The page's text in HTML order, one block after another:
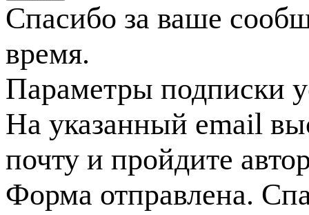
Спасибо за ваше
время.
Параметры подписки
На указанный email
почту и пройдите
Форма отправлена.